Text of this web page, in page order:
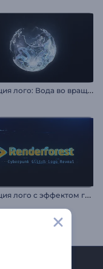
А
нимация лого: Вода во вращении
А
нимация лого с эффектом глитч и киберпанк